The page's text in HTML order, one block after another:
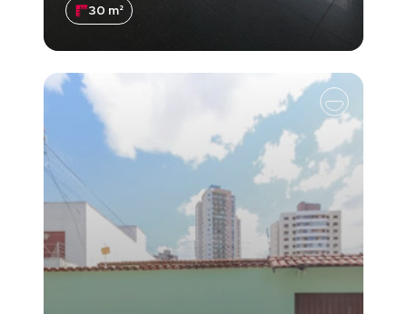
30 m²